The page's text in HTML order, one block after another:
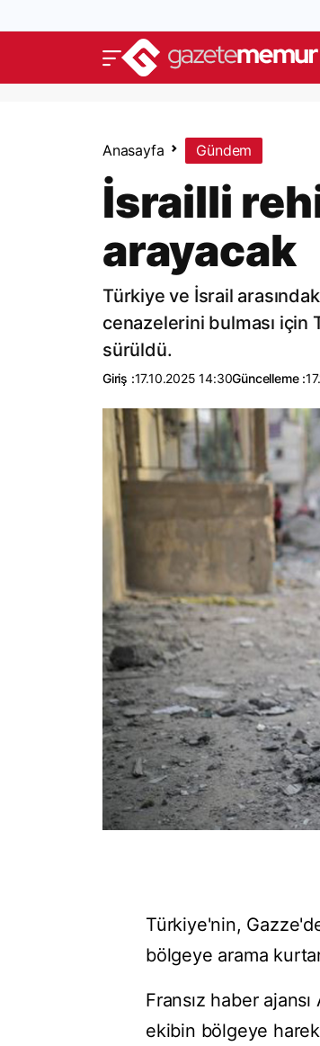
Anasayfa Gündem
İsrailli
arayacak
Türkiye ve İsrail
cenazelerini bulması için
sürüldü.
Giriş :17.10.2025 14:30Güncelleme :
Türkiye'nin,
bölgeye arama
Fransız haber
ekibin bölgeye